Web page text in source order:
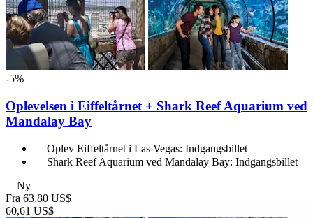
-5%
Oplevelsen i Eiffeltårnet + Shark Reef Aquarium ved
Mandalay Bay
Oplev Eiffeltårnet i Las Vegas: Indgangsbillet
Shark Reef Aquarium ved Mandalay Bay: Indgangsbillet
Ny
Fra 63,80 US$
60,61 US$